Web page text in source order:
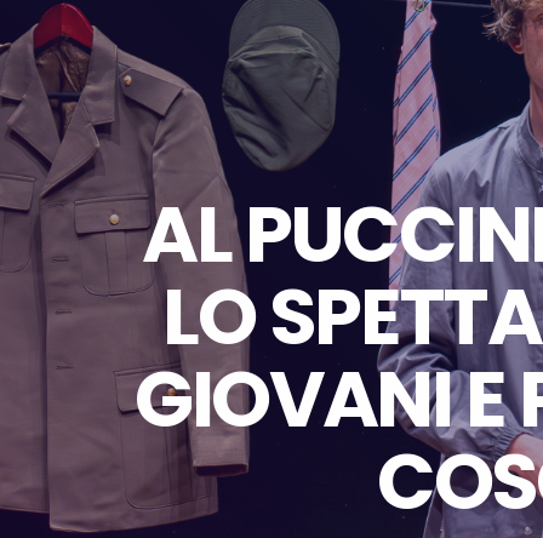
AL
LO
GIOVANI E